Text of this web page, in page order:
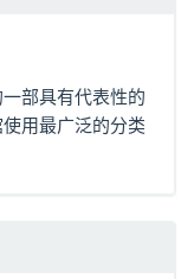
部具有代表性的
用最广泛的分类